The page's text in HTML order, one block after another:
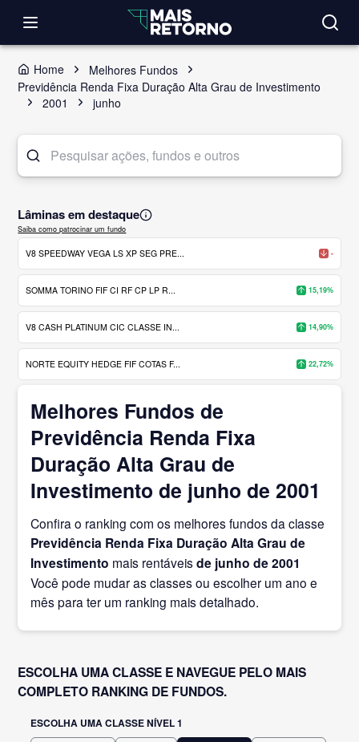
Home
Melhores Fundos
Previdência Renda Fixa Duração Alta Grau de Investimento
2001
junho
Lâminas em destaque
Saiba como patrocinar um fundo
V8 SPEEDWAY VEGA LS XP SEG PRE... -
SOMMA TORINO FIF CI RF CP LP R... 15,19%
V8 CASH PLATINUM CIC CLASSE IN... 14,90%
NORTE EQUITY HEDGE FIF COTAS F... 22,72%
Melhores Fundos de
Previdência Renda Fixa
Duração Alta Grau de
Investimento de junho de 2001
Confira o ranking com os melhores fundos da classe
Previdência Renda Fixa Duração Alta Grau de
Investimento mais rentáveisde junho de 2001
Você pode mudar as classes ou escolher um ano e
mês para ter um ranking mais detalhado.
ESCOLHA UMA CLASSE E NAVEGUE PELO MAIS
COMPLETO RANKING DE FUNDOS.
ESCOLHA UMA CLASSE NÍVEL 1